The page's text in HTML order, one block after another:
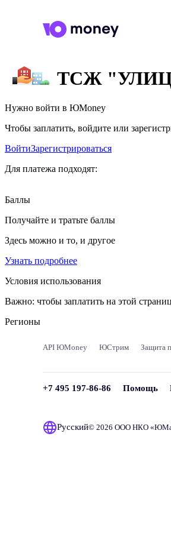
ТСЖ
Нужно войти в ЮMoney
Чтобы заплатить, войдите или
ВойтиЗарегистрироваться
Для платежа подходят:
Баллы
Получайте и тратьте баллы
Здесь можно и то, и другое
Узнать подробнее
Условия использования
Важно: чтобы заплатить на этой
Регионы
API ЮMoney ЮСтрим Защита
+7 495 197-86-86 Помощь
Русский© 2026 ООО НКО «